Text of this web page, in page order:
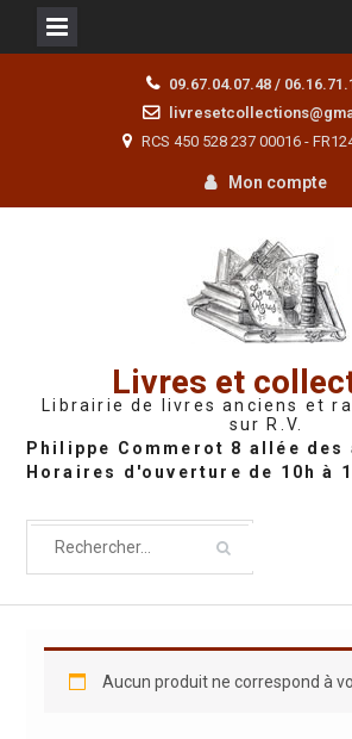
09.67.04.07.48 /
RCS 450 528 237 00016 -
Mon compte
Livres et
Librairie de livres anciens et
sur R.V.
Aucun produit ne correspond à